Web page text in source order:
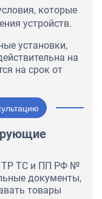
которые
устройств.
установки,
на
на срок от
ТР ТС и ПП РФ №
документы,
товары